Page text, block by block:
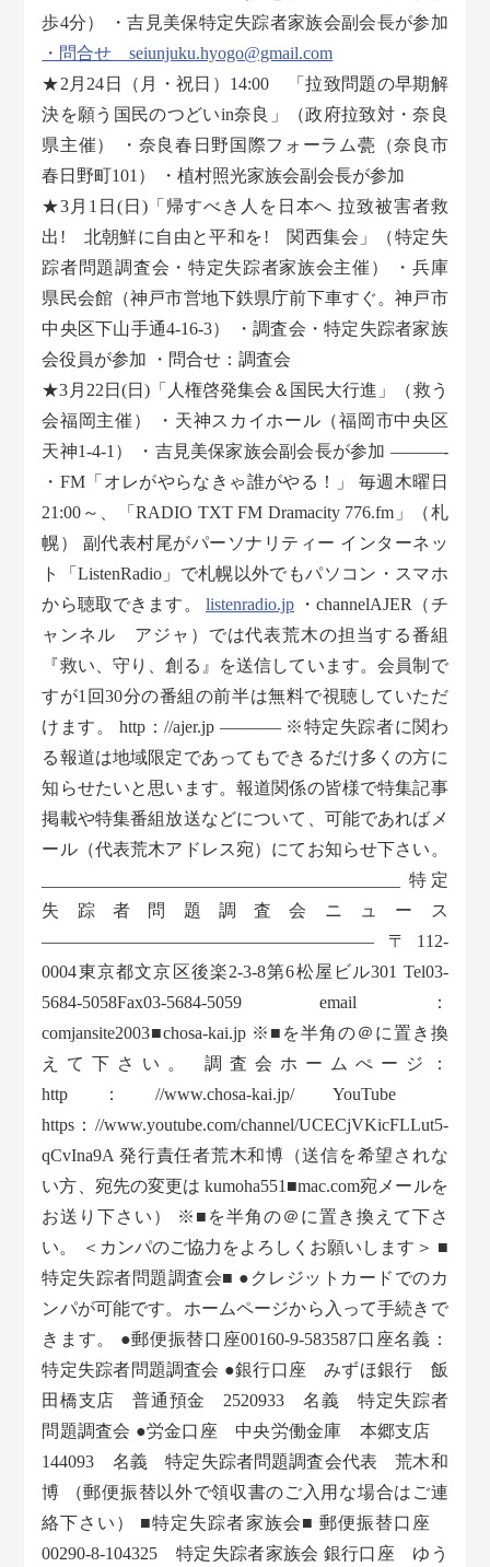
歩4分） ・吉見美保特定失踪者家族会副会長が参加
・問合せ seiunjuku.hyogo@gmail.com
★2月24日（月・祝日）14:00 「拉致問題の早期解
決を願う国民のつどいin奈良」（政府拉致対・奈良
県主催） ・奈良春日野国際フォーラム甍（奈良市
春日野町101） ・植村照光家族会副会長が参加
★3月1日(日)「帰すべき人を日本へ 拉致被害者救
出! 北朝鮮に自由と平和を! 関西集会」（特定失
踪者問題調査会・特定失踪者家族会主催） ・兵庫
県民会館（神戸市営地下鉄県庁前下車すぐ。神戸市
中央区下山手通4-16-3） ・調査会・特定失踪者家族
会役員が参加 ・問合せ：調査会
★3月22日(日)「人権啓発集会＆国民大行進」（救う
会福岡主催） ・天神スカイホール（福岡市中央区
天神1-4-1） ・吉見美保家族会副会長が参加 ———-
・FM「オレがやらなきゃ誰がやる！」 毎週木曜日
21:00～、「RADIO TXT FM Dramacity 776.fm」（札
幌） 副代表村尾がパーソナリティー インターネッ
ト「ListenRadio」で札幌以外でもパソコン・スマホ
から聴取できます。 listenradio.jp・channelAJER（チ
ャンネル アジャ）では代表荒木の担当する番組
『救い、守り、創る』を送信しています。会員制で
すが1回30分の番組の前半は無料で視聴していただ
けます。 http：//ajer.jp ———– ※特定失踪者に関わ
る報道は地域限定であってもできるだけ多くの方に
知らせたいと思います。報道関係の皆様で特集記事
掲載や特集番組放送などについて、可能であればメ
ール（代表荒木アドレス宛）にてお知らせ下さい。
_________________________________________ 特定
失踪者問題調査会ニュース
——————————————————— 〒112-
0004東京都文京区後楽2-3-8第6松屋ビル301 Tel03-
5684-5058Fax03-5684-5059 email：
comjansite2003■chosa-kai.jp ※■を半角の＠に置き換
えて下さい。 調査会ホームぺージ：
http：//www.chosa-kai.jp/ YouTube
https：//www.youtube.com/channel/UCECjVKicFLLut5-
qCvIna9A 発行責任者荒木和博（送信を希望されな
い方、宛先の変更は kumoha551■mac.com宛メールを
お送り下さい） ※■を半角の＠に置き換えて下さ
い。 ＜カンパのご協力をよろしくお願いします＞ ■
特定失踪者問題調査会■ ●クレジットカードでのカ
ンパが可能です。ホームページから入って手続きで
きます。 ●郵便振替口座00160-9-583587口座名義：
特定失踪者問題調査会 ●銀行口座 みずほ銀行 飯
田橋支店 普通預金 2520933 名義 特定失踪者
問題調査会 ●労金口座 中央労働金庫 本郷支店
144093 名義 特定失踪者問題調査会代表 荒木和
博 （郵便振替以外で領収書のご入用な場合はご連
絡下さい） ■特定失踪者家族会■ 郵便振替口座
00290-8-104325 特定失踪者家族会 銀行口座 ゆう